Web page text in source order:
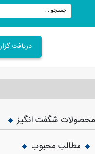
دریافت
محصولات شگفت انگیز
مطالب محبوب